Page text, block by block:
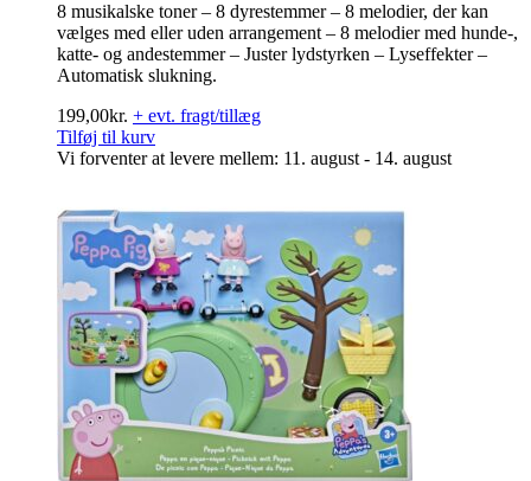
8 musikalske toner – 8 dyrestemmer – 8 melodier, der kan
vælges med eller uden arrangement – 8 melodier med hunde-,
katte- og andestemmer – Juster lydstyrken – Lyseffekter –
Automatisk slukning.
199,00kr. + evt. fragt/tillæg
Tilføj til kurv
Vi forventer at levere mellem: 11. august - 14. august